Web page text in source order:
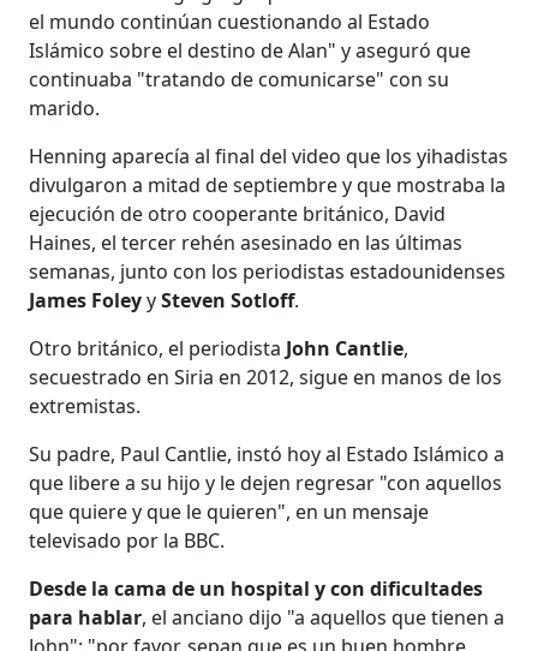
el mundo continúan cuestionando al Estado
Islámico sobre el destino de Alan" y aseguró que
continuaba "tratando de comunicarse" con su
marido.
Henning aparecía al final del video que los yihadistas
divulgaron a mitad de septiembre y que mostraba la
ejecución de otro cooperante británico, David
Haines, el tercer rehén asesinado en las últimas
semanas, junto con los periodistas estadounidenses
James FoleyySteven Sotloff.
Otro británico, el periodista John Cantlie,
secuestrado en Siria en 2012, sigue en manos de los
extremistas.
Su padre, Paul Cantlie, instó hoy al Estado Islámico a
que libere a su hijo y le dejen regresar "con aquellos
que quiere y que le quieren", en un mensaje
televisado por la BBC.
Desde la cama de un hospital y con dificultades
para hablar, el anciano dijo "a aquellos que tienen a